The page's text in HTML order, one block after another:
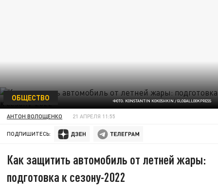
ФОТО: KONSTANTIN KOKOSHKIN / GLOBALLOOKPRESS
ОБЩЕСТВО
АНТОН ВОЛОЩЕНКО 21 АПРЕЛЯ 11:55
ПОДПИШИТЕСЬ:
Как защитить автомобиль от летней жары:
подготовка к сезону-2022